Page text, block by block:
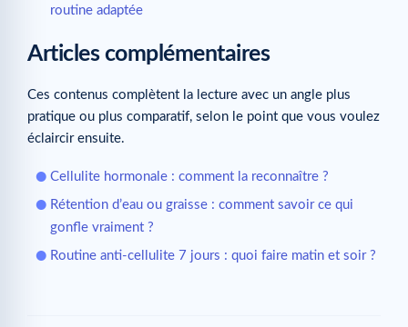
routine adaptée
Articles complémentaires
Ces contenus complètent la lecture avec un angle plus
pratique ou plus comparatif, selon le point que vous voulez
éclaircir ensuite.
Cellulite hormonale : comment la reconnaître ?
Rétention d’eau ou graisse : comment savoir ce qui
gonfle vraiment ?
Routine anti-cellulite 7 jours : quoi faire matin et soir ?